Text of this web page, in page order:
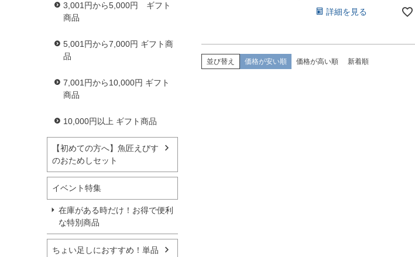
3,001円から5,000円 ギフト
商品
5,001円から7,000円 ギフト商
品
7,001円から10,000円 ギフト
商品
10,000円以上 ギフト商品
【初めての方へ】魚匠えびす
のおためしセット
イベント特集
在庫がある時だけ！お得で便利
な特別商品
ちょい足しにおすすめ！単品
詳細を見る
並び替え 価格が安い順 価格が高い順 新着順